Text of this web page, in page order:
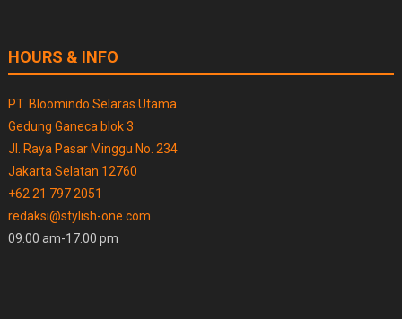
HOURS & INFO
PT. Bloomindo Selaras Utama
Gedung Ganeca blok 3
Jl. Raya Pasar Minggu No. 234
Jakarta Selatan 12760
+62 21 797 2051
redaksi@stylish-one.com
09.00 am-17.00 pm